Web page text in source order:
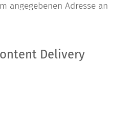
angegebenen Adresse an
Delivery